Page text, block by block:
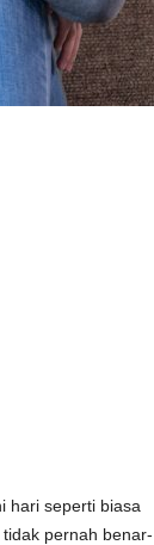
hari seperti biasa
pernah benar-